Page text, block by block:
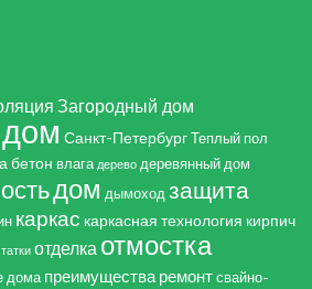
Загородный дом
Санкт-Петербург Теплый пол
бетон влага дерево деревянный дом
дом дымоход защита
каркас каркасная технология кирпич
отделка отмостка
дома преимуществаремонт свайно-